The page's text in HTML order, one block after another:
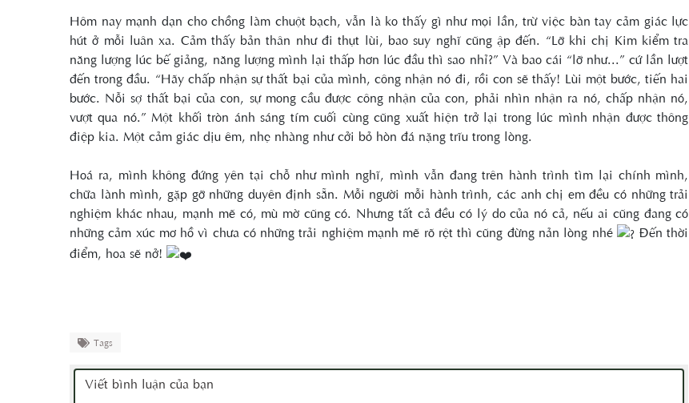
Hôm nay mạnh dạn cho chồng làm chuột bạch, vẫn là ko thấy gì như mọi lần, trừ việc bàn tay cảm giác lực
hút ở mỗi luân xa. Cảm thấy bản thân như đi thụt lùi, bao suy nghĩ cũng ập đến. “Lỡ khi chị Kim kiểm tra
năng lượng lúc bế giảng, năng lượng mình lại thấp hơn lúc đầu thì sao nhỉ?” Và bao cái “lỡ như...” cứ lần lượt
đến trong đầu. “Hãy chấp nhận sự thất bại của mình, công nhận nó đi, rồi con sẽ thấy! Lùi một bước, tiến hai
bước. Nỗi sợ thất bại của con, sự mong cầu được công nhận của con, phải nhìn nhận ra nó, chấp nhận nó,
vượt qua nó.” Một khối tròn ánh sáng tím cuối cùng cũng xuất hiện trở lại trong lúc mình nhận được thông
điệp kia. Một cảm giác dịu êm, nhẹ nhàng như cởi bỏ hòn đá nặng trĩu trong lòng.
Hoá ra, mình không đứng yên tại chỗ như mình nghĩ, mình vẫn đang trên hành trình tìm lại chính mình,
chữa lành mình, gặp gỡ những duyên định sẵn. Mỗi người mỗi hành trình, các anh chị em đều có những trải
nghiệm khác nhau, mạnh mẽ có, mù mờ cũng có. Nhưng tất cả đều có lý do của nó cả, nếu ai cũng đang có
những cảm xúc mơ hồ vì chưa có những trải nghiệm mạnh mẽ rõ rệt thì cũng đừng nản lòng nhé
Đến thời
điểm, hoa sẽ nở!
Tags